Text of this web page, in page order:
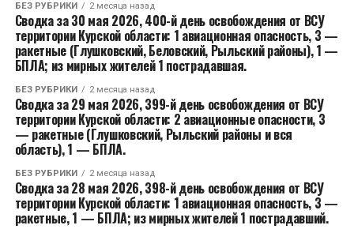
БЕЗ РУБРИКИ 2 месяца назад
Сводка за 30 мая 2026, 400-й день освобождения от ВСУ
территории Курской области: 1 авиационная опасность, 3 —
ракетные (Глушковский, Беловский, Рыльский районы), 1 —
БПЛА; из мирных жителей 1 пострадавшая.
БЕЗ РУБРИКИ 2 месяца назад
Сводка за 29 мая 2026, 399-й день освобождения от ВСУ
территории Курской области: 2 авиационные опасности, 3
— ракетные (Глушковский, Рыльский районы и вся
область), 1 — БПЛА.
БЕЗ РУБРИКИ 2 месяца назад
Сводка за 28 мая 2026, 398-й день освобождения от ВСУ
территории Курской области: 1 авиационная опасность, 3 —
ракетные, 1 — БПЛА; из мирных жителей 1 пострадавший.